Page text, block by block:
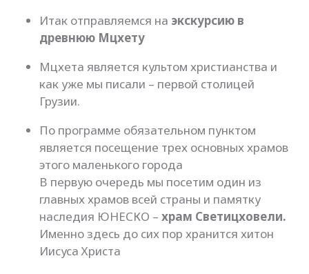
Итак отправляемся на экскурсию в
древнюю Мцхету
Мцхета является культом христианства и
как уже мы писали – первой столицей
Грузии.
По программе обязательном пунктом
является посещение трех основных храмов
этого маленького города
В первую очередь мы посетим один из
главных храмов всей страны и памятку
наследия ЮНЕСКО – храм Светицховели.
Именно здесь до сих пор хранится хитон
Иисуса Христа